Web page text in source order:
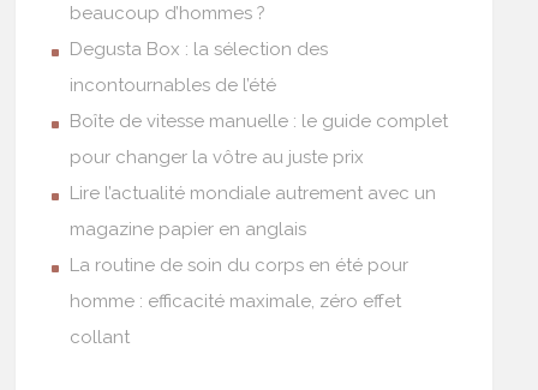
beaucoup d’hommes ?
Degusta Box : la sélection des
incontournables de l’été
Boîte de vitesse manuelle : le guide complet
pour changer la vôtre au juste prix
Lire l’actualité mondiale autrement avec un
magazine papier en anglais
La routine de soin du corps en été pour
homme : efficacité maximale, zéro effet
collant